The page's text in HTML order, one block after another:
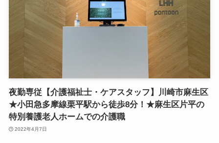
夜勤専従【介護福祉士・ケアスタッフ】川崎市麻生区
★小田急多摩線栗平駅から徒歩8分！★麻生区片平の
特別養護老人ホームでの介護職
2022年4月7日